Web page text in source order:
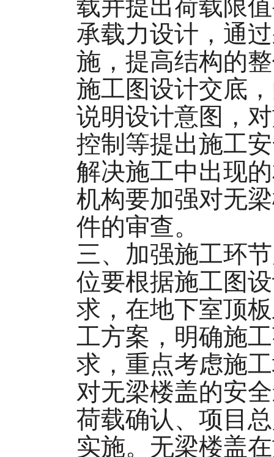
载并提出荷载限
承载力设计，通
施，提高结构的
施工图设计交底
说明设计意图，
控制等提出施工
解决施工中出现
机构要加强对无
件的审查。
三、加强施工环
位要根据施工图
求，在地下室顶
工方案，明确施
求，重点考虑施
对无梁楼盖的安
荷载确认、项目
实施。无梁楼盖